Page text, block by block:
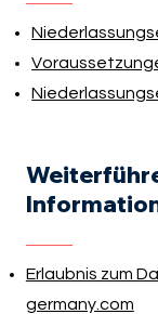
Erlaubnis zum
germany.com